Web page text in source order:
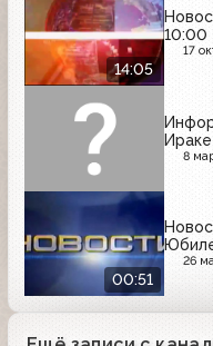
14:05
10:00
17
8
00:51
26